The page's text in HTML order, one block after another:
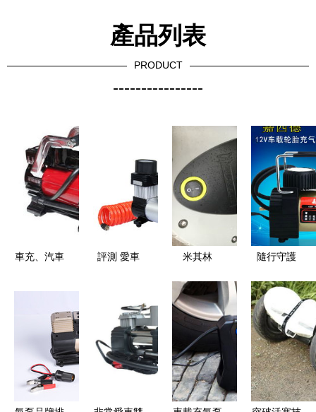
產品列表
PRODUCT
----------------
車充、汽車
價導購與深
度評測
評測 愛車
駛的護航利
器
米其林
載充氣泵
4387ML深
度測評 性
能與實用性
的完美平衡
隨行守護
0314便攜
式車載充氣
泵體驗記